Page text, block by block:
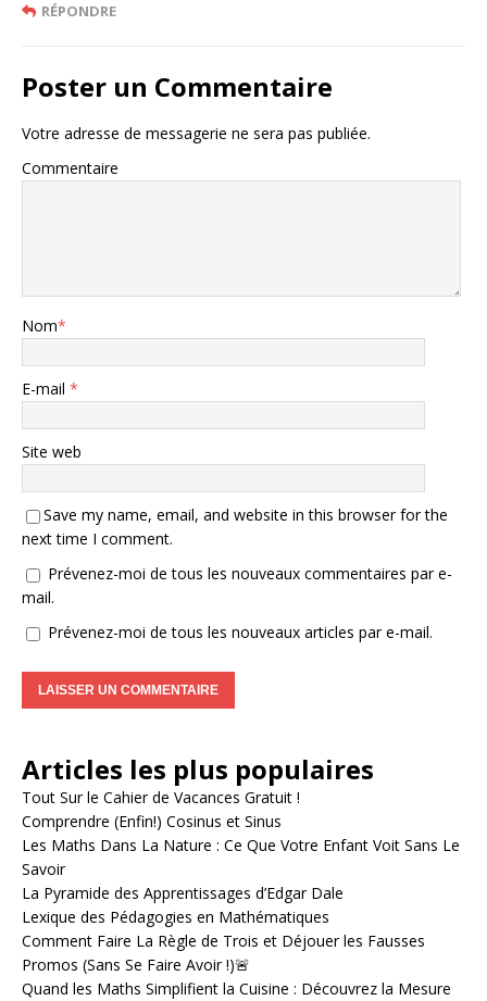
RÉPONDRE
Poster un Commentaire
Votre adresse de messagerie ne sera pas publiée.
Commentaire
Nom*
E-mail *
Site web
Save my name, email, and website in this browser for the
next time I comment.
Prévenez-moi de tous les nouveaux commentaires par e-
mail.
Prévenez-moi de tous les nouveaux articles par e-mail.
t
e
r
n
a
t
i
v
e
:
Articles les plus populaires
Tout Sur le Cahier de Vacances Gratuit !
Comprendre (Enfin!) Cosinus et Sinus
Les Maths Dans La Nature : Ce Que Votre Enfant Voit Sans Le
Savoir
La Pyramide des Apprentissages d’Edgar Dale
Lexique des Pédagogies en Mathématiques
Comment Faire La Règle de Trois et Déjouer les Fausses
Promos (Sans Se Faire Avoir !)🚨
Quand les Maths Simplifient la Cuisine : Découvrez la Mesure